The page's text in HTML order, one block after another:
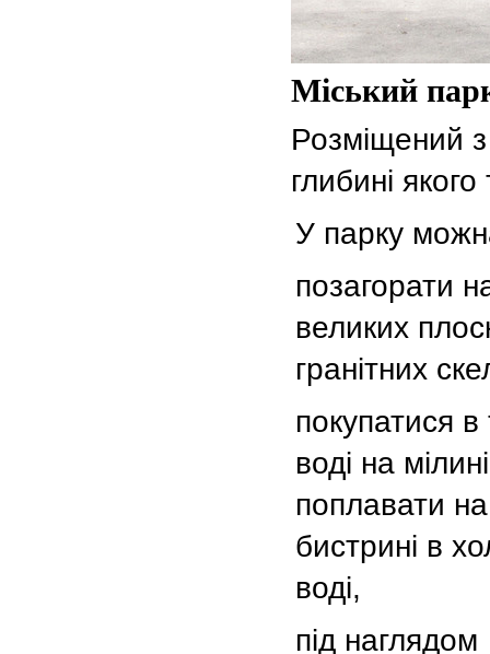
Міський
Розміщений
глибині
У парку
позагорати
великих
гранітних
покупатися в
воді на
поплавати на
бистрині в
воді,
під наглядом